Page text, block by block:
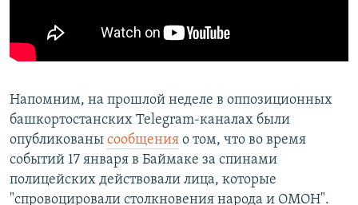
Напомним, на прошлой неделе в оппозиционных
башкортостанских Telegram-каналах были
опубликованы сообщения о том, что во время
событий 17 января в Баймаке за спинами
полицейских действовали лица, которые
"спровоцировали столкновения народа и ОМОН".